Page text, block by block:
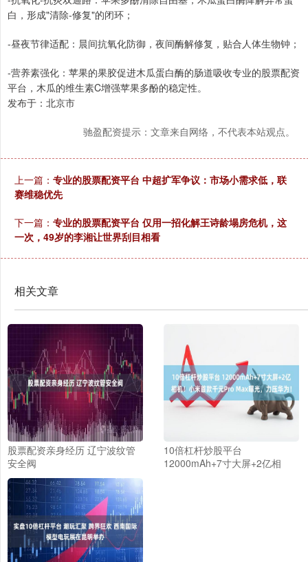
白，形成"清除-修复"的闭环；
-昼夜节律适配：晨间抗氧化防御，夜间酶解修复，贴合人体生物钟；
-营养素强化：苹果的果胶促进木瓜蛋白酶的肠道吸收专业的股票配资
平台，木瓜的维生素C增强苹果多酚的稳定性。
发布于：北京市
驰盈配资提示：文章来自网络，不代表本站观点。
上一篇： 专业的股票配资平台 中超扩军争议：市场小需求低，联
赛维稳优先
下一篇： 专业的股票配资平台 仅用一招化解王诗龄塌房危机，这
一次，49岁的李湘让世界刮目相看
相关文章
股票配资亲身经历 辽宁波纹管
安全阀
10倍杠杆炒股平台
12000mAh+7寸大屏+2亿相